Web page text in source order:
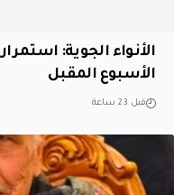
الأنواء الجوية:
الأسبوع المقبل
قبل 23 ساعة